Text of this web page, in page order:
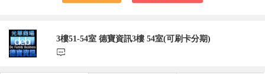
3樓51-54室 德寶資訊3樓 54室(可刷卡分期)
󰃨